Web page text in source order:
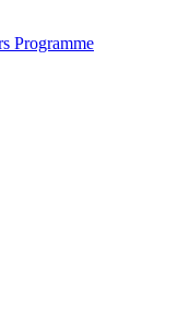
Pro­gram­me